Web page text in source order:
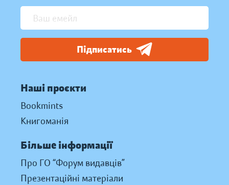
Підписатись
Наші проєкти
Bookmints
Книгоманія
Більше інформації
Про ГО “Форум видавців”
Презентаційні матеріали